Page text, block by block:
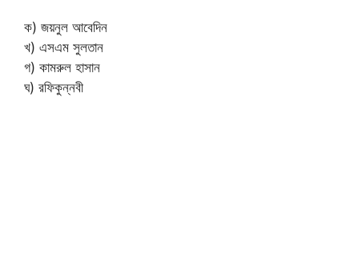
ক) জয়নুল আবেদিন
খ) এসএম সুলতান
গ) কামরুল হাসান
ঘ) রফিকুন্নবী